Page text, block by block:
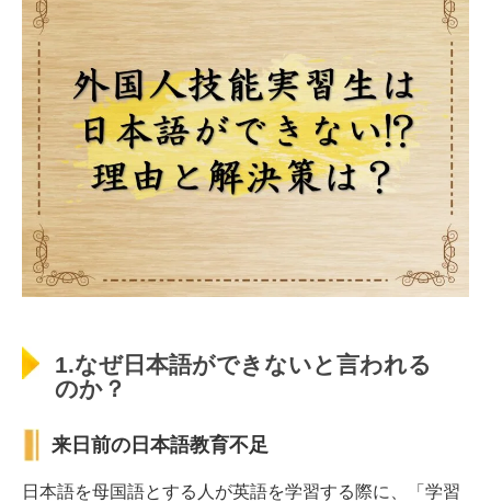
1.なぜ日本語ができないと言われる
のか？
来日前の日本語教育不足
日本語を母国語とする人が英語を学習する際に、「学習